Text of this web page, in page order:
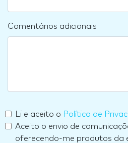
Comentários adicionais
Li e aceito o Política de
Aceito o envio de
oferecendo-me produtos da